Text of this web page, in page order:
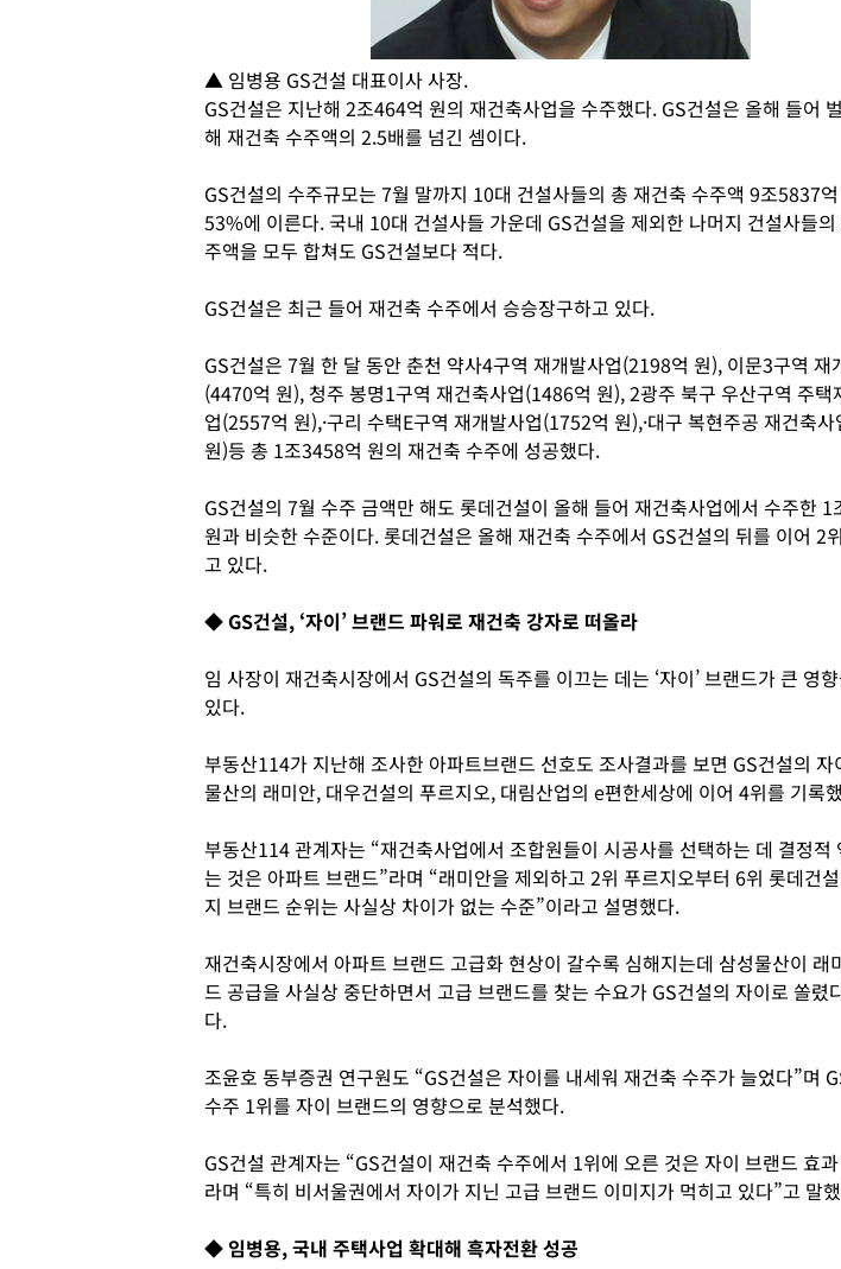
▲ 임병용 GS건설 대표이사 사장.
GS건설은 지난해 2조464억 원의 재건축사업을 수주했다. GS건설은 올해 들어
해 재건축 수주액의 2.5배를 넘긴 셈이다.
GS건설의 수주규모는 7월 말까지 10대 건설사들의 총 재건축 수주액 9조5837
53%에 이른다. 국내 10대 건설사들 가운데 GS건설을 제외한 나머지 건설사들
주액을 모두 합쳐도 GS건설보다 적다.
GS건설은 최근 들어 재건축 수주에서 승승장구하고 있다.
GS건설은 7월 한 달 동안 춘천 약사4구역 재개발사업(2198억 원), 이문3구역 재
(4470억 원), 청주 봉명1구역 재건축사업(1486억 원), 2광주 북구 우산구역 주택
업(2557억 원),·구리 수택E구역 재개발사업(1752억 원),·대구 복현주공 재건축
원)등 총 1조3458억 원의 재건축 수주에 성공했다.
GS건설의 7월 수주 금액만 해도 롯데건설이 올해 들어 재건축사업에서 수주한 1
원과 비슷한 수준이다. 롯데건설은 올해 재건축 수주에서 GS건설의 뒤를 이어 2
고 있다.
◆ GS건설, ‘자이’ 브랜드 파워로 재건축 강자로 떠올라
임 사장이 재건축시장에서 GS건설의 독주를 이끄는 데는 ‘자이’ 브랜드가 큰 영
있다.
부동산114가 지난해 조사한 아파트브랜드 선호도 조사결과를 보면 GS건설의 자
물산의 래미안, 대우건설의 푸르지오, 대림산업의 e편한세상에 이어 4위를 기록
부동산114 관계자는 “재건축사업에서 조합원들이 시공사를 선택하는 데 결정적
는 것은 아파트 브랜드”라며 “래미안을 제외하고 2위 푸르지오부터 6위 롯데건
지 브랜드 순위는 사실상 차이가 없는 수준”이라고 설명했다.
재건축시장에서 아파트 브랜드 고급화 현상이 갈수록 심해지는데 삼성물산이 래
드 공급을 사실상 중단하면서 고급 브랜드를 찾는 수요가 GS건설의 자이로 쏠렸
다.
조윤호 동부증권 연구원도 “GS건설은 자이를 내세워 재건축 수주가 늘었다”며
수주 1위를 자이 브랜드의 영향으로 분석했다.
GS건설 관계자는 “GS건설이 재건축 수주에서 1위에 오른 것은 자이 브랜드 효
라며 “특히 비서울권에서 자이가 지닌 고급 브랜드 이미지가 먹히고 있다”고 말
◆ 임병용, 국내 주택사업 확대해 흑자전환 성공